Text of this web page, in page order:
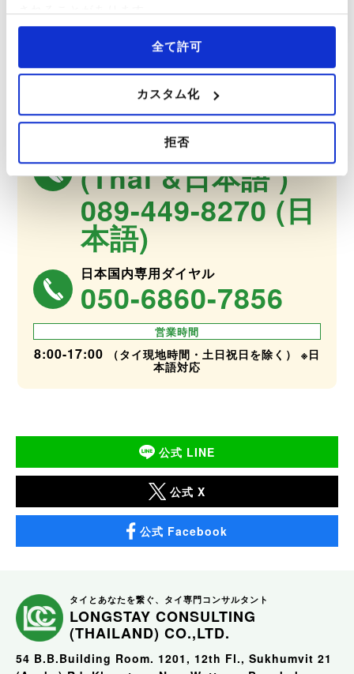
全て許可
カスタム化
拒否
続きを見る
タイ国内専用ダイヤル
02-258-6126
094-993-3883
(Thai &日本語 )
089-449-8270 (日
本語)
日本国内専用ダイヤル
050-6860-7856
営業時間
8:00-17:00
（タイ現地時間・土日祝日を除く） ※日
本語対応
公式 LINE
公式 X
公式 Facebook
タイとあなたを繋ぐ、タイ専門コンサルタント
LONGSTAY CONSULTING
(THAILAND) CO.,LTD.
54 B.B.Building Room. 1201, 12th Fl., Sukhumvit 21